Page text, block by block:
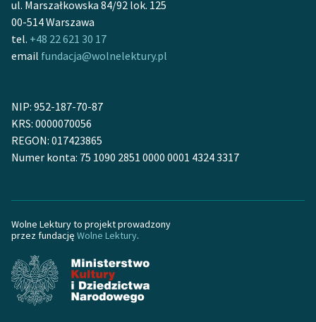
Zasady wykorzystania
Wolnych Lektur
Materiały promocyjne
Polityka prywatności
Regulamin biblioteki
Regulamin darowizn
Informacja o treściach
wrażliwych
ul. Marszałkowska 84/92 lok. 125
00-514 Warszawa
tel. +48 22 621 30 17
email fundacja@wolnelektury.pl
NIP: 952-187-70-87
KRS: 0000070056
REGON: 017423865
Numer konta: 75 1090 2851 0000 0001 4324 3317
Wolne Lektury to projekt prowadzony
przez fundację Wolne Lektury.